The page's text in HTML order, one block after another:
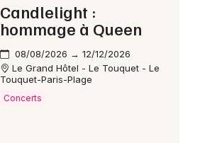
Candlelight :
hommage à Queen
08/08/2026 → 12/12/2026
Le Grand Hôtel - Le Touquet - Le
Touquet-Paris-Plage
Concerts